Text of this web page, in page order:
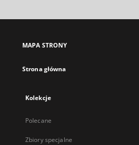
MAPA STRONY
Strona główna
Kolekcje
Polecane
Zbiory specjalne